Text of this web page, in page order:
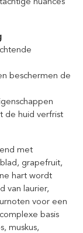
beschermen de
de huid verfrist
met
grapefruit,
hart wordt
van laurier,
voor een
basis
muskus,